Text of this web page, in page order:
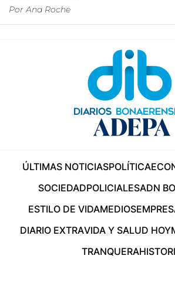
Por Ana Roche
ÚLTIMAS NOTICIASPOLÍTICA
SOCIEDADPOLICIALESADN
ESTILO DE VIDAMEDIOS
DIARIO EXTRAVIDA Y SALUD HOY
TRANQUERA